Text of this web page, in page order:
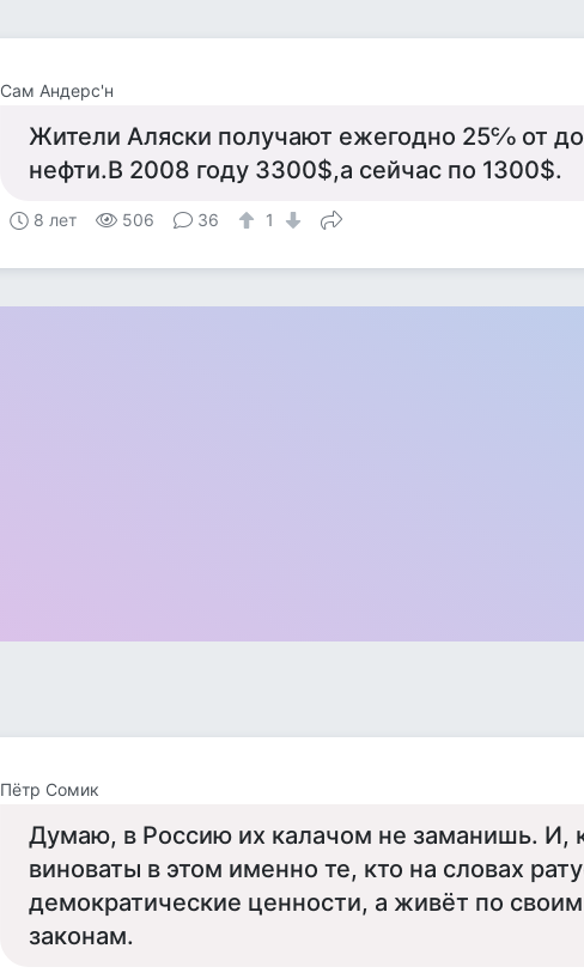
Сам Андерс'н
Жители Аляски получают ежегодно 25℅ от
нефти.В 2008 году 3300$,а сейчас по 1300$.
8 лет 506 36 1
Пётр Сомик
Думаю, в Россию их калачом не заманишь. И,
виноваты в этом именно те, кто на словах
демократические ценности, а живёт по
законам.